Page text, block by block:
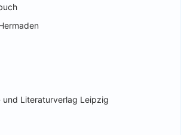
und Literaturverlag Leipzig